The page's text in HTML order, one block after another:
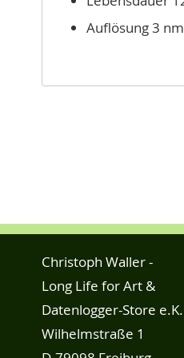
Auflösung 3 nm
Christoph Waller -
Long Life for Art &
Datenlogger-Store e.K.
Wilhelmstraße 1